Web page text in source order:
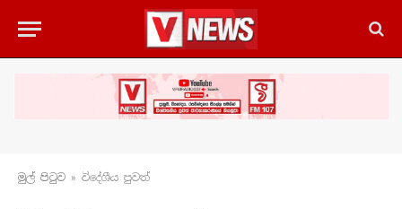
මුල් පිටු​ව » විදේශීය පුවත්